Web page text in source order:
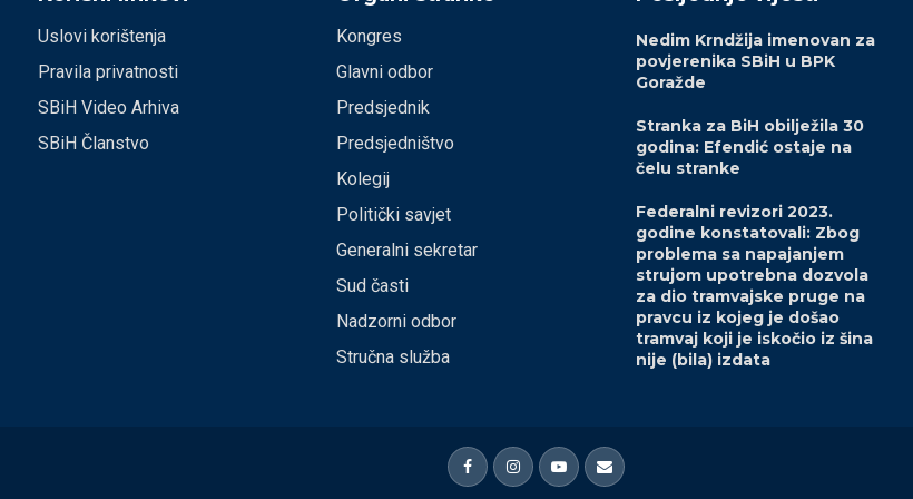
Uslovi korištenja
Pravila privatnosti
SBiH Video Arhiva
SBiH Članstvo
Kongres
Glavni odbor
Predsjednik
Predsjedništvo
Kolegij
Politički savjet
Generalni sekretar
Sud časti
Nadzorni odbor
Stručna služba
Nedim Krndžija imenovan za
povjerenika SBiH u BPK
Goražde
Stranka za BiH obilježila 30
godina: Efendić ostaje na
čelu stranke
Federalni revizori 2023.
godine konstatovali: Zbog
problema sa napajanjem
strujom upotrebna dozvola
za dio tramvajske pruge na
pravcu iz kojeg je došao
tramvaj koji je iskočio iz šina
nije (bila) izdata